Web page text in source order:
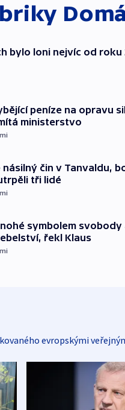
bylo loni nejvíc od roku
peníze na opravu
ministerstvo
čin v Tanvaldu,
tři lidé
symbolem svobody
řekl Klaus
evropskými